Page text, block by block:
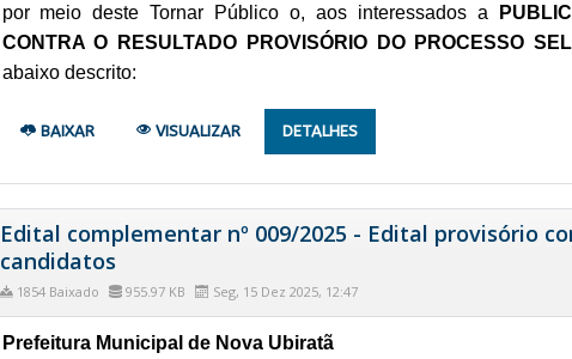
por meio deste Tornar Público o, aos interessados a
CONTRA O RESULTADO PROVISÓRIO DO PROCESSO
abaixo descrito:
BAIXAR VISUALIZAR DETALHES
Edital complementar nº 009/2025 - Edital provisório
candidatos
1854 Baixado 955.97 KB Seg, 15 Dez 2025, 12:47
Prefeitura Municipal de Nova Ubiratã